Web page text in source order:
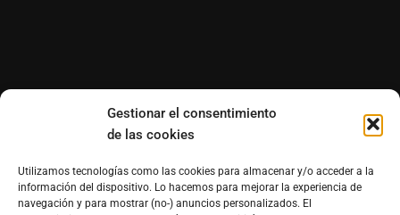
Gestionar el consentimiento
de las cookies
Utilizamos tecnologías como las cookies para almacenar y/o acceder a la
información del dispositivo. Lo hacemos para mejorar la experiencia de
navegación y para mostrar (no-) anuncios personalizados. El